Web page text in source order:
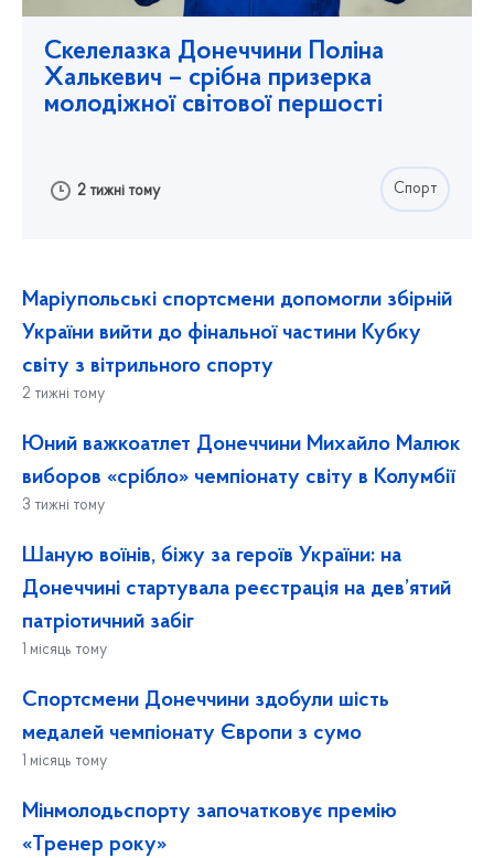
Скелелазка Донеччини Поліна
Халькевич – срібна призерка
молодіжної світової першості
2 тижні тому Спорт
Маріупольські спортсмени допомогли збірній
України вийти до фінальної частини Кубку
світу з вітрильного спорту
2 тижні тому
Юний важкоатлет Донеччини Михайло Малюк
виборов «срібло» чемпіонату світу в Колумбії
3 тижні тому
Шаную воїнів, біжу за героїв України: на
Донеччині стартувала реєстрація на дев’ятий
патріотичний забіг
1 місяць тому
Спортсмени Донеччини здобули шість
медалей чемпіонату Європи з сумо
1 місяць тому
Мінмолодьспорту започатковує премію
«Тренер року»